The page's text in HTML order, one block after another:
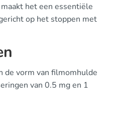
het een essentiële
op het stoppen met
de vorm van filmomhulde
van 0.5 mg en 1